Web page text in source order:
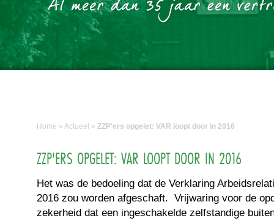
Home » Actueel » ZZP'ers opgelet: VAR loopt door in 2016
ZZP'ERS OPGELET: VAR LOOPT DOOR IN 2016
Het was de bedoeling dat de Verklaring
2016 zou worden afgeschaft. Vrijwaring voor de
zekerheid dat een ingeschakelde zelfstandige